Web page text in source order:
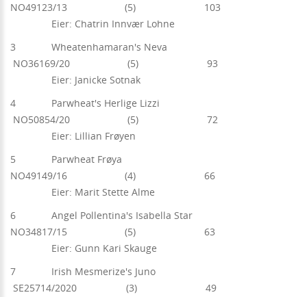
NO49123/13 (5) 103
Eier: Chatrin Innvær Lohne
3 Wheatenhamaran's Neva
NO36169/20 (5) 93
Eier: Janicke Sotnak
4 Parwheat's Herlige Lizzi
NO50854/20 (5) 72
Eier: Lillian Frøyen
5 Parwheat Frøya
NO49149/16 (4) 66
Eier: Marit Stette Alme
6 Angel Pollentina's Isabella Star
NO34817/15 (5) 63
Eier: Gunn Kari Skauge
7 Irish Mesmerize's Juno
SE25714/2020 (3) 49